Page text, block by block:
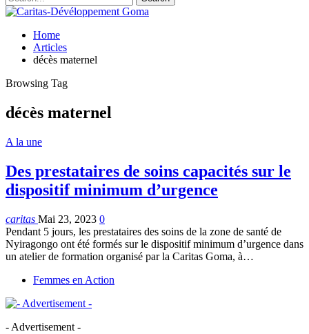
Home
Articles
décès maternel
Browsing Tag
décès maternel
A la une
Des prestataires de soins capacités sur le
dispositif minimum d’urgence
caritas Mai 23, 2023 0
Pendant 5 jours, les prestataires des soins de la zone de santé de
Nyiragongo ont été formés sur le dispositif minimum d’urgence dans
un atelier de formation organisé par la Caritas Goma, à…
Femmes en Action
- Advertisement -